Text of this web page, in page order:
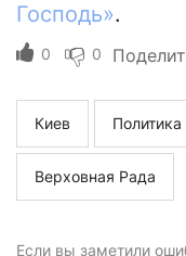
Господь».
0 0
Киев Политика
Верховная Рада
Если вы заметили